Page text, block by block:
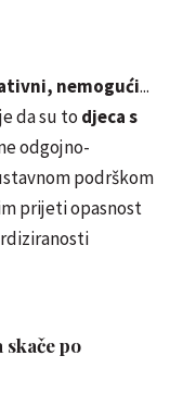
nemogući...
da su to djeca s
odgojno-
podrškom
prijeti opasnost
skače po